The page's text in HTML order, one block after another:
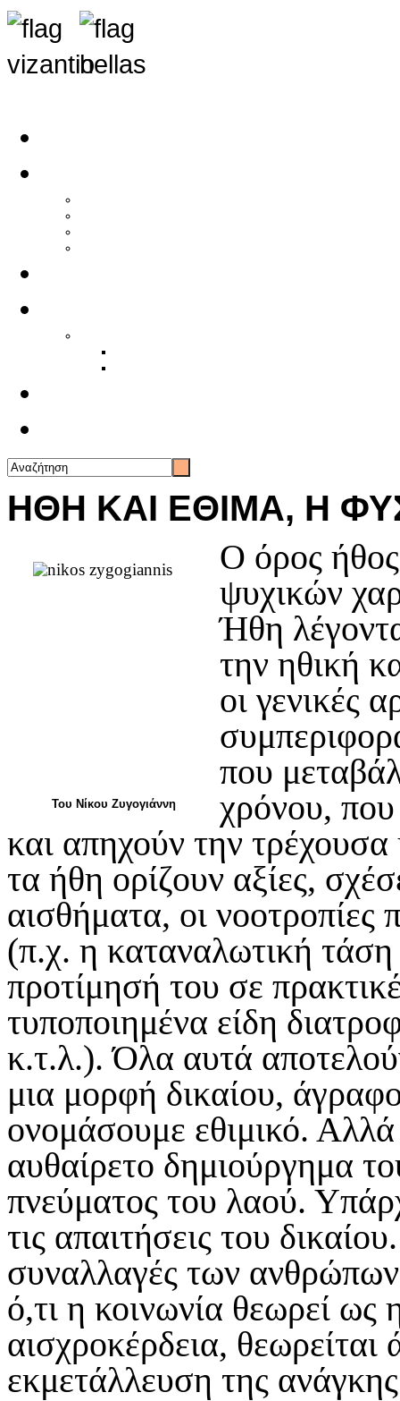
ΗΘΗ ΚΑΙ ΕΘΙΜΑ, Η
Του Νίκου Ζυγογιάννη
Ο όρος
ψυχικών
Ήθη
την ηθική
οι γενικές
που
χρόνου,
και απηχούν την
τα ήθη ορίζουν αξίες,
αισθήματα, οι νοοτροπίες
(π.χ. η καταναλωτική
προτίμησή του σε
τυποποιημένα είδη
κ.τ.λ.). Όλα αυτά
μια μορφή δικαίου,
ονομάσουμε εθιμικό. Αλλά
αυθαίρετο δημιούργημα
πνεύματος του λαού.
τις απαιτήσεις του
συναλλαγές των ανθρώπων
ό,τι η κοινωνία θεωρεί ως
αισχροκέρδεια,
εκμετάλλευση της